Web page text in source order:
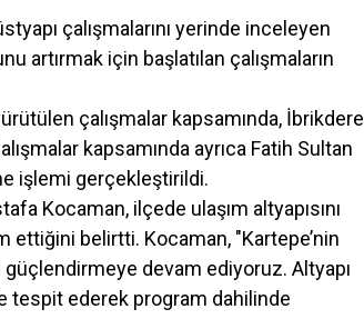
çalışmalarını yerinde inceleyen
artırmak için başlatılan çalışmaların
çalışmalar kapsamında, İbrikdere
kapsamında ayrıca Fatih Sultan
işlemi gerçekleştirildi.
Kocaman, ilçede ulaşım altyapısını
belirtti. Kocaman, "Kartepe’nin
güçlendirmeye devam ediyoruz. Altyapı
tespit ederek program dahilinde